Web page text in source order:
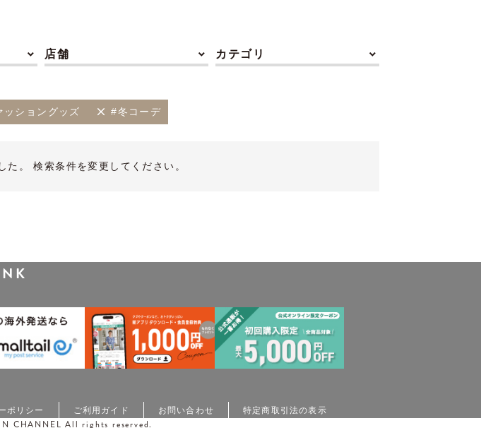
店舗 カテゴリ
ッショングッズ #冬コーデ
。 検索条件を変更してください。
ポリシー ご利用ガイド お問い合わせ 特定商取引法の表示
CHANNEL All rights reserved.